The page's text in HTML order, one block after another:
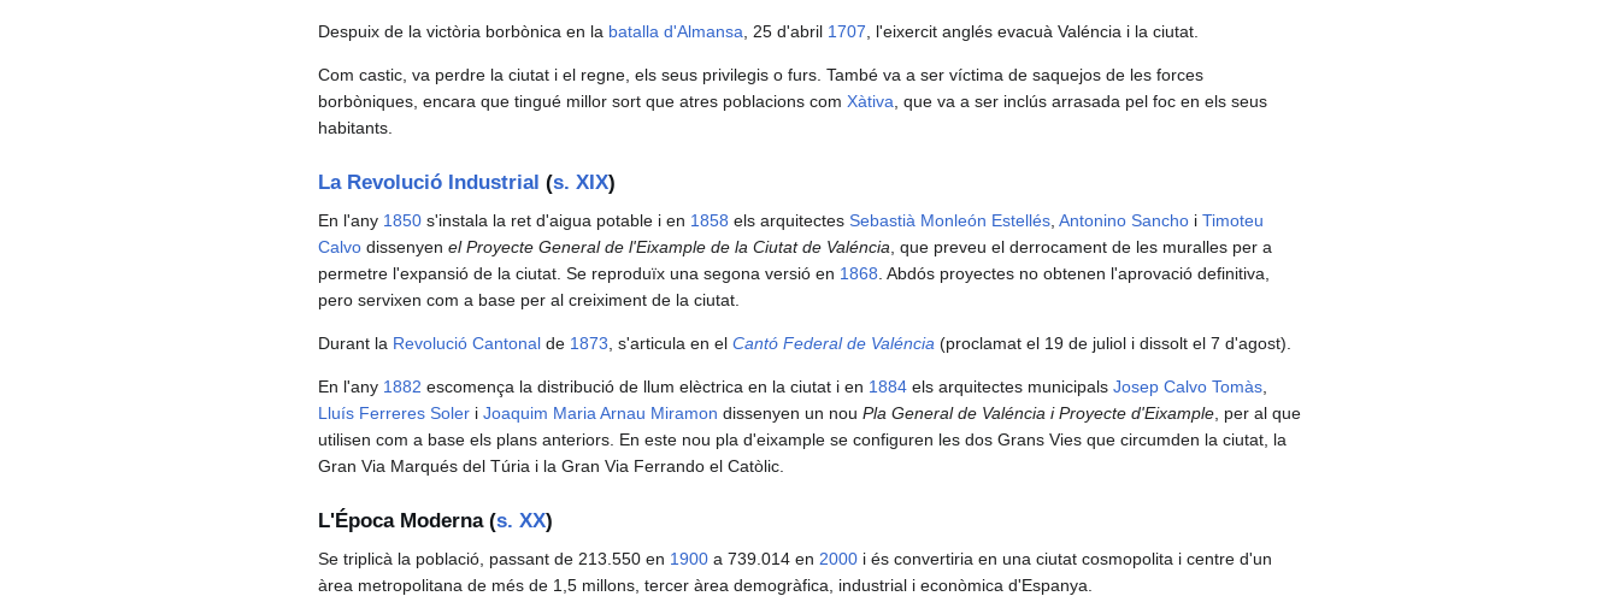
Despuix de la victòria borbònica en la batalla d'Almansa , 25 d'abril 1707 , l'eixercit anglés evacuà Valéncia i la ciutat.
Com castic, va perdre la ciutat i el regne, els seus privilegis o furs. També va a ser víctima de saquejos de les forces
borbòniques, encara que tingué millor sort que atres poblacions com Xàtiva , que va a ser inclús arrasada pel foc en els seus
habitants.
La Revolució Industrial (s. XIX)
En l'any 1850 s'instala la ret d'aigua potable i en 1858 els arquitectes Sebastià Monleón Estellés Antonino Sancho i Timoteu
Calvo dissenyen el Proyecte General de l'Eixample de la Ciutat de Valéncia , que preveu el derrocament de les muralles per a
permetre l'expansió de la ciutat. Se reproduïx una segona versió en 1868 . Abdós proyectes no obtenen l'aprovació definitiva,
pero servixen com a base per al creiximent de la ciutat.
Durant la Revolució Cantonal de 1873 , s'articula en el Cantó Federal de Valéncia (proclamat el 19 de juliol i dissolt el 7 d'agost).
En l'any 1882 escomença la distribució de llum elèctrica en la ciutat i en 1884 els arquitectes municipals Josep Calvo Tomàs
Lluís Ferreres Soler i Joaquim Maria Arnau Miramon dissenyen un nou Pla General de Valéncia i Proyecte d'Eixample , per al que
utilisen com a base els plans anteriors. En este nou pla d'eixample se configuren les dos Grans Vies que circumden la ciutat, la
Gran Via Marqués del Túria i la Gran Via Ferrando el Catòlic.
L'Época Moderna (s. XX)
Se triplicà la població, passant de 213.550 en 1900 a 739.014 en 2000 i és convertiria en una ciutat cosmopolita i centre d'un
àrea metropolitana de més de 1,5 millons, tercer àrea demogràfica, industrial i econòmica d'Espanya.